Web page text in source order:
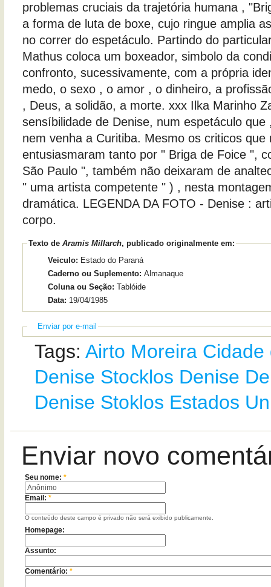
problemas cruciais da trajetória humana ,
a forma de luta de boxe, cujo ringue amplia
no correr do espetáculo. Partindo do
Mathus coloca um boxeador, simbolo da
confronto, sucessivamente, com a própria
medo, o sexo , o amor , o dinheiro, a
, Deus, a solidão, a morte. xxx Ilka Marinho
sensíbilidade de Denise, num espetáculo que
nem venha a Curitiba. Mesmo os criticos que
entusiasmaram tanto por " Briga de Foice ",
São Paulo ", também não deixaram de
" uma artista competente " ) , nesta
dramática. LEGENDA DA FOTO - Denise :
corpo.
Texto de Aramis Millarch, publicado originalmente em:
Veiculo: Estado do Paraná
Caderno ou Suplemento: Almanaque
Coluna ou Seção: Tablóide
Data: 19/04/1985
Enviar por e-mail
Tags: Airto Moreira Cidade
Denise Stocklos Denise
Denise Stoklos Estados
Enviar novo
Seu nome:*
Email:*
O conteúdo deste campo é privado não será exibido publicamente.
Homepage:
Assunto:
Comentário:*